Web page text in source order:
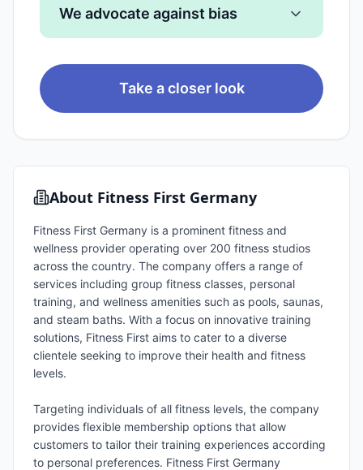
We advocate against bias
Take a closer look
About Fitness First Germany
Fitness First Germany is a prominent fitness and
wellness provider operating over 200 fitness studios
across the country. The company offers a range of
services including group fitness classes, personal
training, and wellness amenities such as pools, saunas,
and steam baths. With a focus on innovative training
solutions, Fitness First aims to cater to a diverse
clientele seeking to improve their health and fitness
levels.
Targeting individuals of all fitness levels, the company
provides flexible membership options that allow
customers to tailor their training experiences according
to personal preferences. Fitness First Germany